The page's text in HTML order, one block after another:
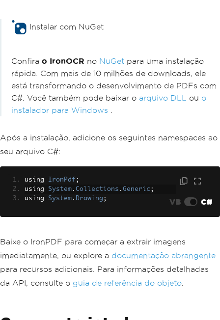
Instalar com NuGet
PM > Install-Package IronOcr
Confira o IronOCR no NuGet para uma instalação
rápida. Com mais de 10 milhões de downloads, ele
está transformando o desenvolvimento de PDFs com
C#. Você também pode baixar o arquivo DLL ou o
instalador para Windows
Após a instalação, adicione os seguintes namespaces ao
seu arquivo C#:
using IronPdf ;
using System . Collections . Generic ;
using System . Drawing ; VB C#
Baixe o IronPDF para começar a extrair imagens
imediatamente, ou explore a documentação abrangente
para recursos adicionais. Para informações detalhadas
da API, consulte o guia de referência do objeto